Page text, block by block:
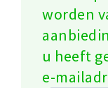
worden
u heeft
e-